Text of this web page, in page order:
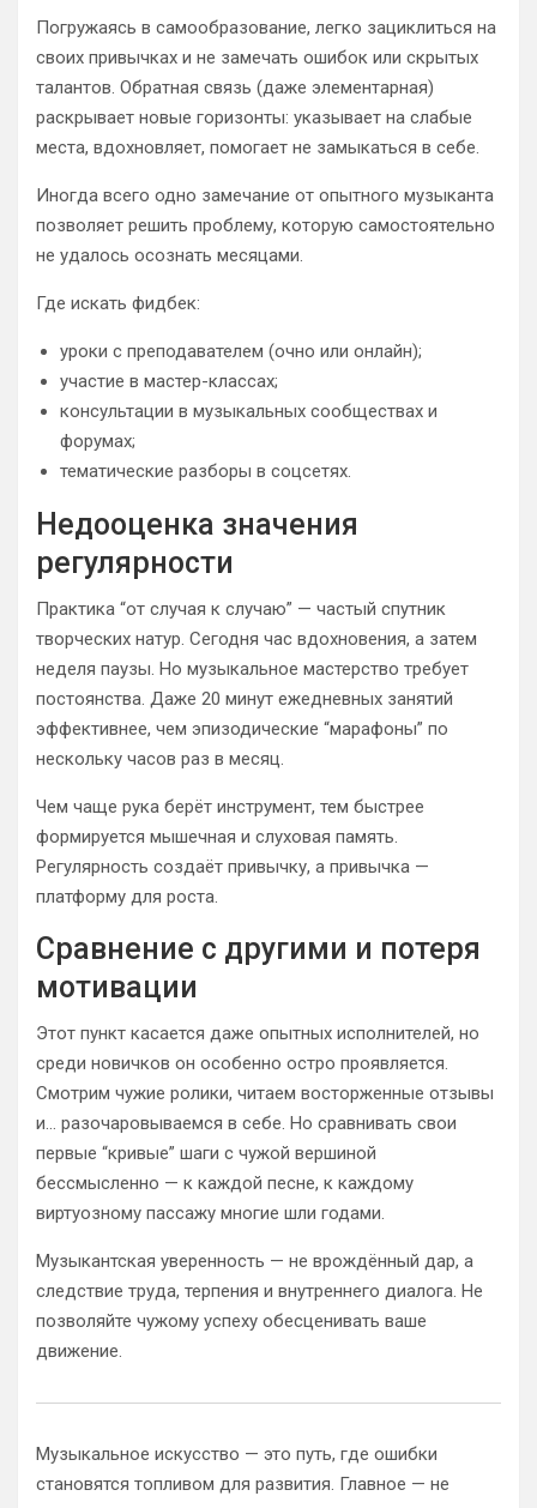
Погружаясь в самообразование, легко зациклиться на
своих привычках и не замечать ошибок или скрытых
талантов. Обратная связь (даже элементарная)
раскрывает новые горизонты: указывает на слабые
места, вдохновляет, помогает не замыкаться в себе.
Иногда всего одно замечание от опытного музыканта
позволяет решить проблему, которую самостоятельно
не удалось осознать месяцами.
Где искать фидбек:
уроки с преподавателем (очно или онлайн);
участие в мастер-классах;
консультации в музыкальных сообществах и
форумах;
тематические разборы в соцсетях.
Недооценка значения
регулярности
Практика “от случая к случаю” — частый спутник
творческих натур. Сегодня час вдохновения, а затем
неделя паузы. Но музыкальное мастерство требует
постоянства. Даже 20 минут ежедневных занятий
эффективнее, чем эпизодические “марафоны” по
нескольку часов раз в месяц.
Чем чаще рука берёт инструмент, тем быстрее
формируется мышечная и слуховая память.
Регулярность создаёт привычку, а привычка —
платформу для роста.
Сравнение с другими и потеря
мотивации
Этот пункт касается даже опытных исполнителей, но
среди новичков он особенно остро проявляется.
Смотрим чужие ролики, читаем восторженные отзывы
и… разочаровываемся в себе. Но сравнивать свои
первые “кривые” шаги с чужой вершиной
бессмысленно — к каждой песне, к каждому
виртуозному пассажу многие шли годами.
Музыкантская уверенность — не врождённый дар, а
следствие труда, терпения и внутреннего диалога. Не
позволяйте чужому успеху обесценивать ваше
движение.
Музыкальное искусство — это путь, где ошибки
становятся топливом для развития. Главное — не